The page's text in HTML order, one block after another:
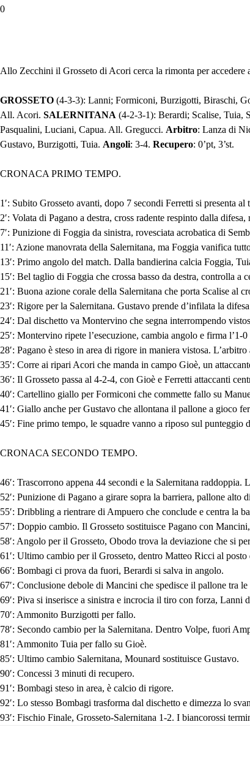
0
Allo Zecchini il Grosseto di Acori cerca la rimonta per
GROSSETO (4-3-3): Lanni; Formiconi, Burzigotti, Biraschi,
All. Acori. SALERNITANA (4-2-3-1): Berardi; Scalise, Tuia,
Pasqualini, Luciani, Capua. All. Gregucci. Arbitro: Lanza di
Gustavo, Burzigotti, Tuia. Angoli: 3-4. Recupero: 0’pt, 3’st.
CRONACA PRIMO TEMPO.
1′: Subito Grosseto avanti, dopo 7 secondi Ferretti si presenta
2′: Volata di Pagano a destra, cross radente respinto dalla
7′: Punizione di Foggia da sinistra, rovesciata acrobatica di
11′: Azione manovrata della Salernitana, ma Foggia vanifica
13′: Primo angolo del match. Dalla bandierina calcia Foggia,
15′: Bel taglio di Foggia che crossa basso da destra, controlla a
21′: Buona azione corale della Salernitana che porta Scalise al
23′: Rigore per la Salernitana. Gustavo prende d’infilata la
24′: Dal dischetto va Montervino che segna interrompendo
25′: Montervino ripete l’esecuzione, cambia angolo e firma l’1-
28′: Pagano è steso in area di rigore in maniera vistosa.
35′: Corre ai ripari Acori che manda in campo Gioè, un
36′: Il Grosseto passa al 4-2-4, con Gioè e Ferretti attaccanti
40′: Cartellino giallo per Formiconi che commette fallo su
41′: Giallo anche per Gustavo che allontana il pallone a gioco
45′: Fine primo tempo, le squadre vanno a riposo sul
CRONACA SECONDO TEMPO.
46′: Trascorrono appena 44 secondi e la Salernitana
52′: Punizione di Pagano a girare sopra la barriera, pallone alto
55′: Dribbling a rientrare di Ampuero che conclude e centra la
57′: Doppio cambio. Il Grosseto sostituisce Pagano con
58′: Angolo per il Grosseto, Obodo trova la deviazione che si
61′: Ultimo cambio per il Grosseto, dentro Matteo Ricci al posto
66′: Bombagi ci prova da fuori, Berardi si salva in angolo.
67′: Conclusione debole di Mancini che spedisce il pallone tra
69′: Piva si inserisce a sinistra e incrocia il tiro con forza, Lanni
70′: Ammonito Burzigotti per fallo.
78′: Secondo cambio per la Salernitana. Dentro Volpe, fuori
81′: Ammonito Tuia per fallo su Gioè.
85′: Ultimo cambio Salernitana, Mounard sostituisce Gustavo.
90′: Concessi 3 minuti di recupero.
91′: Bombagi steso in area, è calcio di rigore.
92′: Lo stesso Bombagi trasforma dal dischetto e dimezza lo
93′: Fischio Finale, Grosseto-Salernitana 1-2. I biancorossi